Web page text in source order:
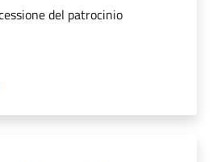
del patrocinio